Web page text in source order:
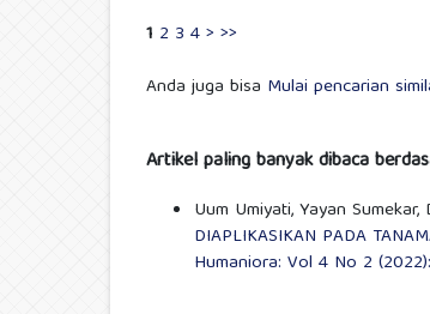
1 2 3 4> >>
Anda juga bisa Mulai pencarian
Artikel paling banyak dibaca
Uum Umiyati, Yayan
DIAPLIKASIKAN PADA
Humaniora: Vol 4 No 2